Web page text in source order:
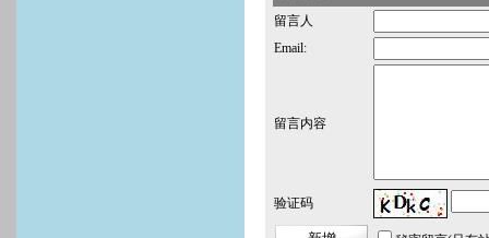
留言人
Email:
留言内容
验证码